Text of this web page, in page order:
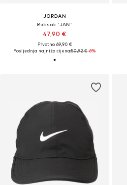
JORDAN
Ruksak 'JAN'
47,90 €
Prvotno: 69,90 €
Posljednja najniža cijena:50,92 €-6%